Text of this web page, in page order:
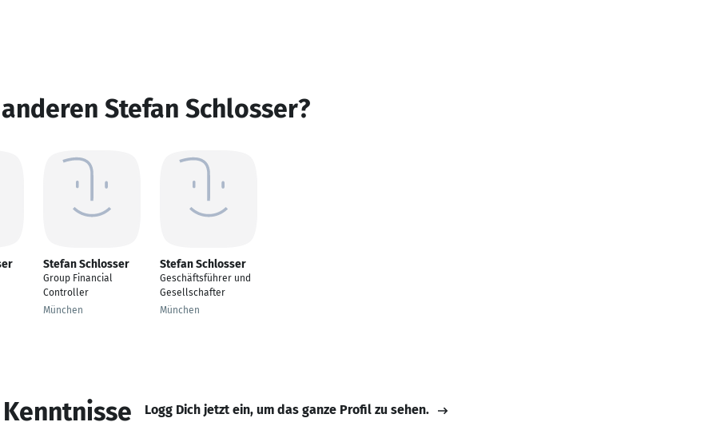
Stefan Schlosser?
Stefan Schlosser
Group Financial
Controller
München
Stefan Schlosser
Geschäftsführer und
Gesellschafter
München
Logg Dich jetzt ein, um das ganze Profil zu sehen.